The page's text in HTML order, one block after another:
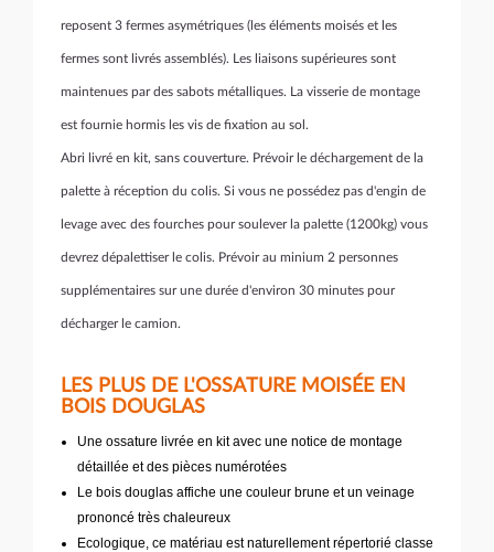
reposent 3 fermes asymétriques (les éléments moisés et les
fermes sont livrés assemblés). Les liaisons supérieures sont
maintenues par des sabots métalliques. La visserie de montage
est fournie hormis les vis de fixation au sol.
Abri livré en kit, sans couverture. Prévoir le déchargement de la
palette à réception du colis. Si vous ne possédez pas d'engin de
levage avec des fourches pour soulever la palette (1200kg) vous
devrez dépalettiser le colis. Prévoir au minium 2 personnes
supplémentaires sur une durée d'environ 30 minutes pour
décharger le camion.
LES PLUS DE L'OSSATURE MOISÉE EN
BOIS DOUGLAS
Une ossature livrée en kit avec une notice de montage
détaillée et des pièces numérotées
Le bois douglas affiche une couleur brune et un veinage
prononcé très chaleureux
Ecologique, ce matériau est naturellement répertorié classe